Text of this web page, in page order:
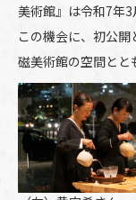
美術館』は令和7年3
この機会に、初公
磁美術館の空間とと